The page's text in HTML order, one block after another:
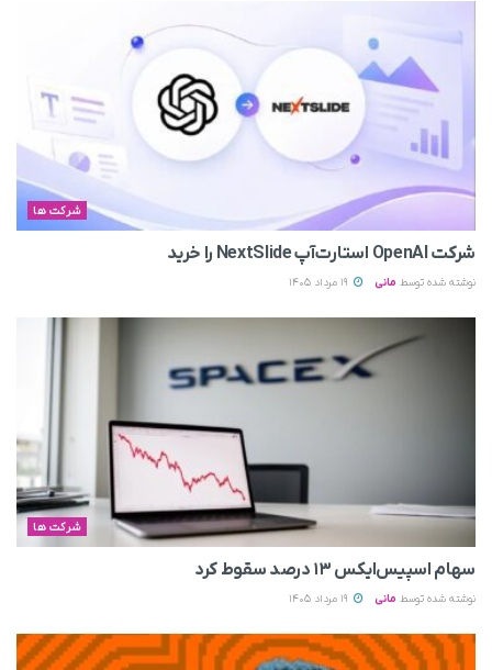
شرکت ها
شرکت OpenAI استارت‌آپ NextSlide را خرید
نوشته شده توسط مانی
شرکت ها
سهام اسپیس‌ایکس ۱۳ درصد سقوط کرد
نوشته شده توسط مانی